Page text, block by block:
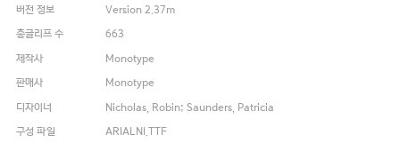
버전 정보
Version 2.37m
총글리프 수
663
제작사
Monotype
판매사
Monotype
디자이너
Nicholas, Robin; Saunders, Patricia
구성 파일
ARIALNI.TTF